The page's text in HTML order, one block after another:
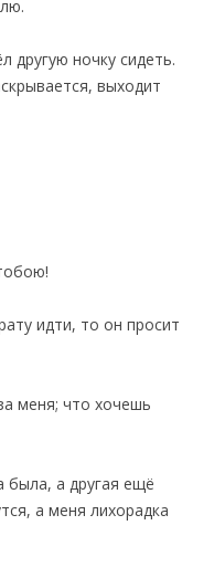
другую ночку сидеть.
выходит
идти, то он просит
меня; что хочешь
а другая ещё
а меня лихорадка